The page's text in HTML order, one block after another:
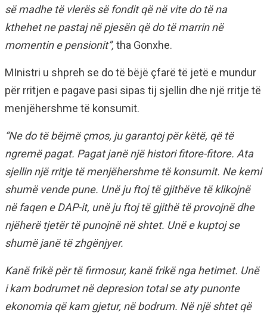
së madhe të vlerës së fondit që në vite do të na
kthehet ne pastaj në pjesën që do të marrin në
momentin e pensionit”, tha Gonxhe.
MInistri u shpreh se do të bëjë çfarë të jetë e mundur
për rritjen e pagave pasi sipas tij sjellin dhe një rritje të
menjëhershme të konsumit.
“Ne do të bëjmë çmos, ju garantoj për këtë, që të
ngremë pagat. Pagat janë një histori fitore-fitore. Ata
sjellin një rritje të menjëhershme të konsumit. Ne kemi
shumë vende pune. Unë ju ftoj të gjithëve të klikojnë
në faqen e DAP-it, unë ju ftoj të gjithë të provojnë dhe
njëherë tjetër të punojnë në shtet. Unë e kuptoj se
shumë janë të zhgënjyer.
Kanë frikë për të firmosur, kanë frikë nga hetimet. Unë
i kam bodrumet në depresion total se aty punonte
ekonomia që kam gjetur, në bodrum. Në një shtet që